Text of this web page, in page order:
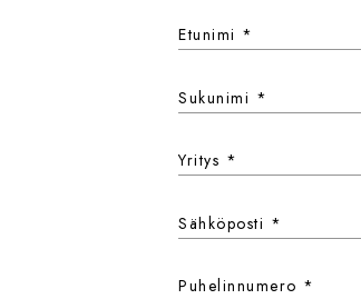
Etunimi *
Sukunimi *
Yritys *
Sähköposti *
Puhelinnumero *